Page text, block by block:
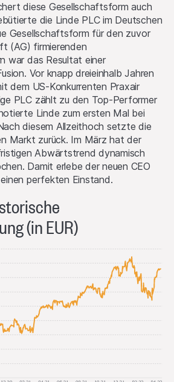
diese Gesellschaftsform auch
die Linde PLC im Deutschen
Gesellschaftsform für den zuvor
(AG) firmierenden
war das Resultat einer
Vor knapp dreieinhalb Jahren
dem US-Konkurrenten Praxair
PLC zählt zu den Top-Performer
Linde zum ersten Mal bei
diesem Allzeithoch setzte die
Markt zurück. Im März hat der
Abwärtstrend dynamisch
Damit erlebe der neuen CEO
perfekten Einstand.
(in EUR)